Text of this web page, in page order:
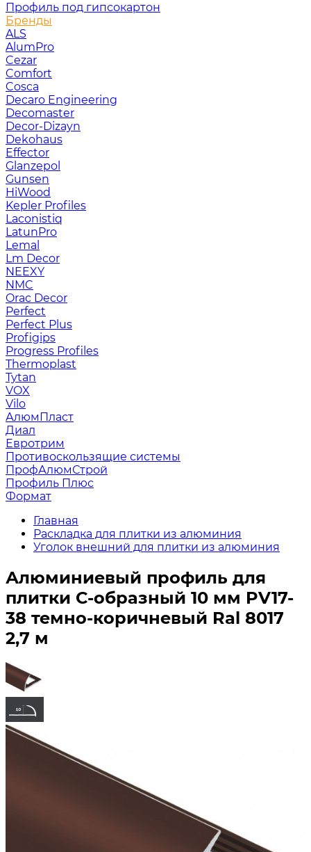
Профиль под гипсокартон
Бренды
ALS
AlumPro
Cezar
Comfort
Cosca
Decaro Engineering
Decomaster
Decor-Dizayn
Dekohaus
Effector
Glanzepol
Gunsen
HiWood
Kepler Profiles
Laconistiq
LatunPro
Lemal
Lm Decor
NEEXY
NMC
Orac Decor
Perfect
Perfect Plus
Profigips
Progress Profiles
Thermoplast
Tytan
VOX
Vilo
АлюмПласт
Диал
Евротрим
Противоскользящие системы
ПрофАлюмСтрой
Профиль Плюс
Формат
Главная
Раскладка для плитки из алюминия
Уголок внешний для плитки из алюминия
Алюминиевый профиль для
плитки С-образный 10 мм PV17-
38 темно-коричневый Ral 8017
2,7 м